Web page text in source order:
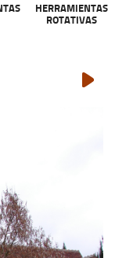
HERRAMIENTAS
ROTATIVAS